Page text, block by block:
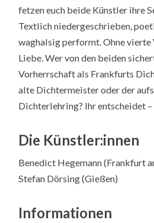
fetzen euch beide Künstler ihre
Textlich niedergeschrieben,
waghalsig performt. Ohne vierte
Liebe. Wer von den beiden
Vorherrschaft als Frankfurts
alte Dichtermeister oder der
Dichterlehring? Ihr entscheidet
Die Künstler:innen
Benedict Hegemann (Frankfurt
Stefan Dörsing (Gießen)
Informationen